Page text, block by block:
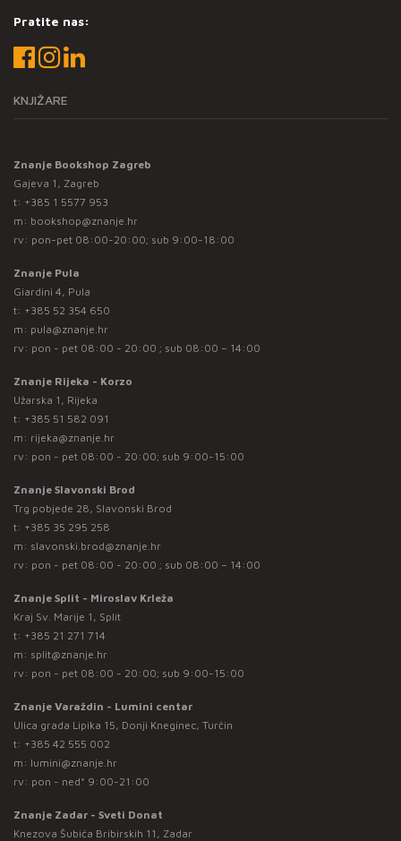
Pratite nas:
KNJIŽARE
Znanje Bookshop Zagreb
Gajeva 1, Zagreb
t: +385 1 5577 953
m: bookshop@znanje.hr
rv: pon-pet 08:00-20:00; sub 9:00-18:00
Znanje Pula
Giardini 4, Pula
t: +385 52 354 650
m: pula@znanje.hr
rv: pon - pet 08:00 - 20:00 ; sub 08:00 – 14:00
Znanje Rijeka - Korzo
Užarska 1, Rijeka
t: +385 51 582 091
m: rijeka@znanje.hr
rv: pon - pet 08:00 - 20:00; sub 9:00-15:00
Znanje Slavonski Brod
Trg pobjede 28, Slavonski Brod
t: +385 35 295 258
m: slavonski.brod@znanje.hr
rv: pon - pet 08:00 - 20:00 ; sub 08:00 – 14:00
Znanje Split - Miroslav Krleža
Kraj Sv. Marije 1, Split
t: +385 21 271 714
m: split@znanje.hr
rv: pon - pet 08:00 - 20:00; sub 9:00-15:00
Znanje Varaždin - Lumini centar
Ulica grada Lipika 15, Donji Kneginec, Turčin
t: +385 42 555 002
m: lumini@znanje.hr
rv: pon - ned* 9:00-21:00
Znanje Zadar - Sveti Donat
Knezova Šubića Bribirskih 11, Zadar